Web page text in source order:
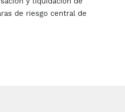
de riesgo central de